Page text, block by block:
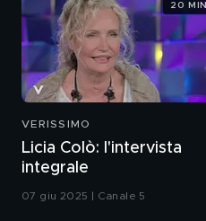
VERISSIMO
Licia Colò: l'intervista
integrale
07 giu 2025 | Canale 5
20 MIN